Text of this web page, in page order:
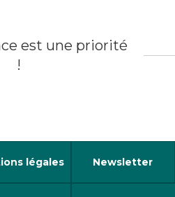
est une priorité
!
légales Newsletter